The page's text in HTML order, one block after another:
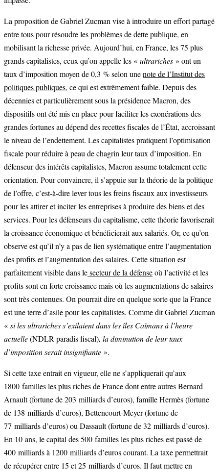
La proposition de Gabriel Zucman vise à introduire un effort partagé
entre tous pour résoudre les problèmes de dette publique, en
mobilisant la richesse privée. Aujourd’hui, en France, les 75 plus
grands capitalistes, ceux qu’on appelle les « ultrariches » ont un
taux d’imposition moyen de 0,3 % selon unenote de l’Institut des
politiques publiques, ce qui est extrêmement faible. Depuis des
décennies et particulièrement sous la présidence Macron, des
dispositifs ont été mis en place pour faciliter les exonérations des
grandes fortunes au dépend des recettes fiscales de l’État, accroissant
le niveau de l’endettement. Les capitalistes pratiquent l’optimisation
fiscale pour réduire à peau de chagrin leur taux d’imposition. En
défenseur des intérêts capitalistes, Macron assume totalement cette
orientation. Pour convaincre, il s’appuie sur la théorie de la politique
de l’offre, c’est-à-dire lever tous les freins fiscaux aux investisseurs
pour les attirer et inciter les entreprises à produire des biens et des
services. Pour les défenseurs du capitalisme, cette théorie favoriserait
la croissance économique et bénéficierait aux salariés. Or, ce qu’on
observe est qu’il n’y a pas de lien systématique entre l’augmentation
des profits et l’augmentation des salaires. Cette situation est
parfaitement visible dans lesecteur de la défenseoù l’activité et les
profits sont en forte croissance mais où les augmentations de salaires
sont très contenues. On pourrait dire en quelque sorte que la France
est une terre d’asile pour les capitalistes. Comme dit Gabriel Zucman
« si les ultrariches s’exilaient dans les îles Caïmansà l’heure
actuelle(NDLR paradis fiscal), la diminution de leur taux
d’imposition serait insignifiante ».
Si cette taxe entrait en vigueur, elle ne s’appliquerait qu’aux
1800 familles les plus riches de France dont entre autres Bernard
Arnault (fortune de 203 milliards d’euros), famille Hermès (fortune
de 138 milliards d’euros), Bettencourt-Meyer (fortune de
77 milliards d’euros) ou Dassault (fortune de 32 milliards d’euros).
En 10 ans, le capital des 500 familles les plus riches est passé de
400 milliards à 1200 milliards d’euros courant. La taxe permettrait
de récupérer entre 15 et 25 milliards d’euros. Il faut mettre en